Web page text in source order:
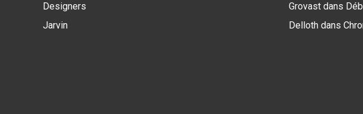
Designers
Jarvin
Grovast dans
Delloth dans